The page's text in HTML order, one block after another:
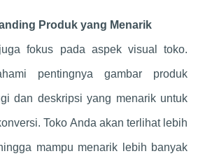
Produk yang Menarik
fokus pada aspek visual toko.
pentingnya gambar produk
dan deskripsi yang menarik untuk
Toko Anda akan terlihat lebih
mampu menarik lebih banyak